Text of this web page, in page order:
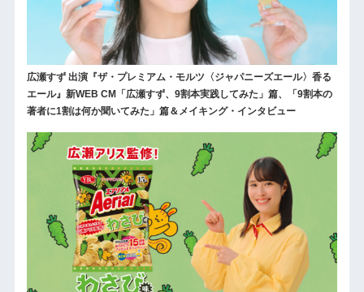
広瀬すず 出演『ザ・プレミアム・モルツ〈ジャパニーズエール〉香る
エール』新WEB CM「広瀬すず、9割本実践してみた」篇、「9割本の
著者に1割は何か聞いてみた」篇＆メイキング・インタビュー